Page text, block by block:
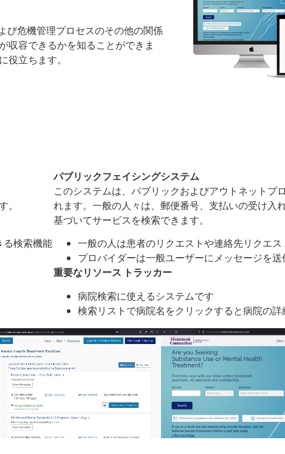
危機管理プロセスのその他の関係
収容できるかを知ることができま
立ちます。
る検索機能
パブリックフェイシングシステム
このシステムは、パブリックおよびアウトネットプ
れます。一般の人々は、郵便番号、支払いの受け入
基づいてサービスを検索できます。
一般の人は患者のリクエストや連絡先リクエ
プロバイダーは一般ユーザーにメッセージを送
重要なリソース トラッカー
病院検索に使えるシステムです
検索リストで病院名をクリックすると病院の